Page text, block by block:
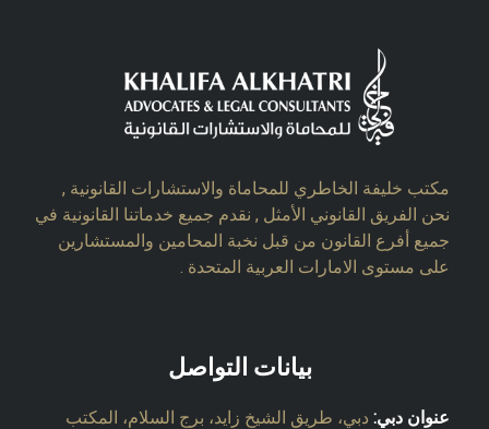
مكتب خليفة الخاطري للمحاماة والاستشارات القانونية ,
نحن الفريق القانوني الأمثل , نقدم جميع خدماتنا القانونية في
جميع أفرع القانون من قبل نخبة المحامين والمستشارين
على مستوى الامارات العربية المتحدة .
بيانات التواصل
عنوان دبي: دبي، طريق الشيخ زايد، برج السلام، المكتب